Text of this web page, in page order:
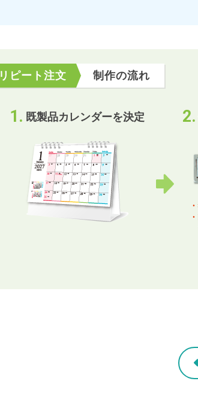
リピート注文 制作の流れ
既製品カレンダーを決定